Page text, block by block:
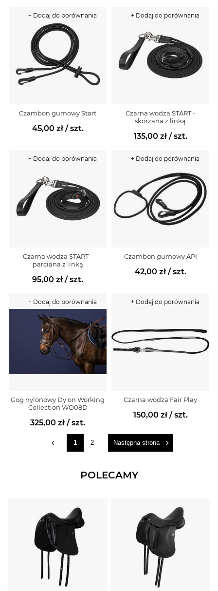
Czambon gumowy Start
45,00 zł/ szt.
+ Dodaj do porównania
Czarna wodza START -
skórzana z linką
135,00 zł/ szt.
+ Dodaj do porównania
Czarna wodza START -
parciana z linką
95,00 zł / szt.
+ Dodaj do porównania
Czambon gumowy API
42,00 zł/ szt.
+ Dodaj do porównania
Gog nylonowy Dy'on Working
Collection WO08D
325,00 zł / szt.
+ Dodaj do porównania
Czarna wodza Fair Play
150,00 zł/ szt.
+ Dodaj do porównania
1 2 Następna strona
POLECAMY